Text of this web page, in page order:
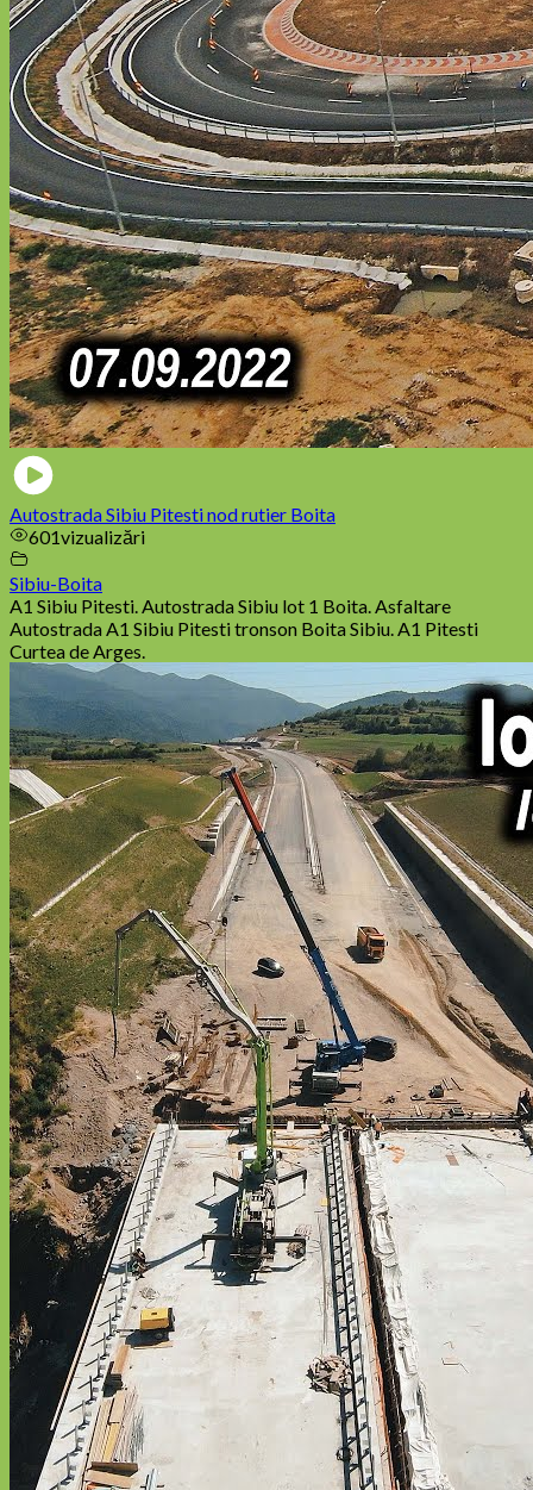
Autostrada Sibiu Pitesti nod rutier Boita
601vizualizări
Sibiu-Boita
A1 Sibiu Pitesti. Autostrada Sibiu lot 1 Boita. Asfaltare
Autostrada A1 Sibiu Pitesti tronson Boita Sibiu. A1 Pitesti
Curtea de Arges.